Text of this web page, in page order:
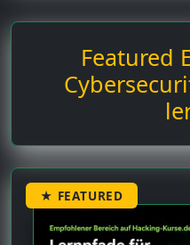
Featured
★ FEATURED